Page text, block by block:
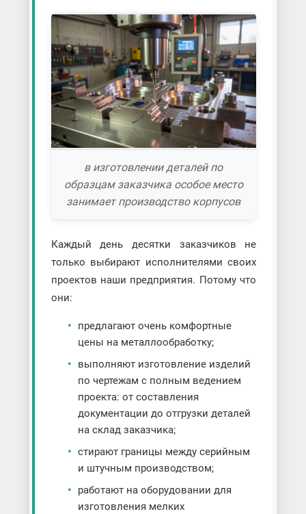
в изготовлении деталей по
образцам заказчика особое место
занимает производство корпусов
Каждый день десятки заказчиков не
только выбирают исполнителями своих
проектов наши предприятия. Потому что
они:
предлагают очень комфортные
цены на металлообработку;
выполняют изготовление изделий
по чертежам с полным ведением
проекта: от составления
документации до отгрузки деталей
на склад заказчика;
стирают границы между серийным
и штучным производством;
работают на оборудовании для
изготовления мелких